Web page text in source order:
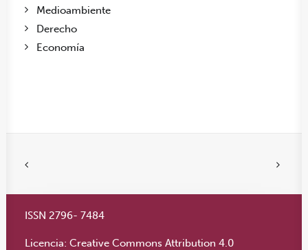
Medioambiente
Derecho
Economía
ISSN 2796- 7484
Licencia: Creative Commons Attribution 4.0